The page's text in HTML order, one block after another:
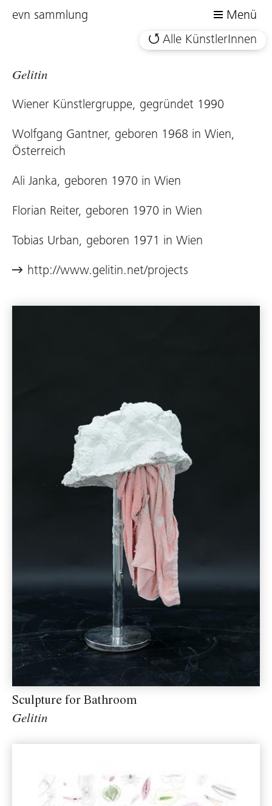
evn sammlung
Menü
Alle KünstlerInnen
Gelitin
Wiener Künstlergruppe, gegründet 1990
Wolfgang Gantner, geboren 1968 in Wien,
Österreich
Ali Janka, geboren 1970 in Wien
Florian Reiter, geboren 1970 in Wien
Tobias Urban, geboren 1971 in Wien
http://www.gelitin.net/projects
Sculpture for Bathroom
Gelitin